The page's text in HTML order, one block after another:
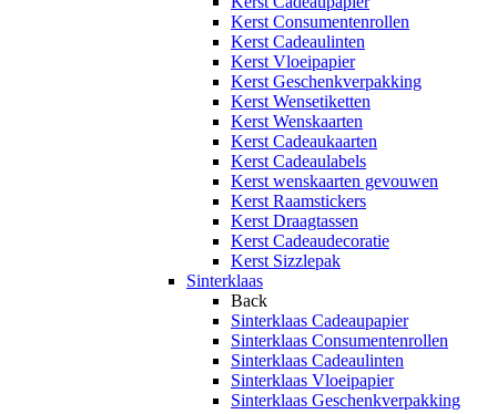
Kerst Consumentenrollen
Kerst Cadeaulinten
Kerst Vloeipapier
Kerst Geschenkverpakking
Kerst Wensetiketten
Kerst Wenskaarten
Kerst Cadeaukaarten
Kerst Cadeaulabels
Kerst wenskaarten gevouwen
Kerst Raamstickers
Kerst Draagtassen
Kerst Cadeaudecoratie
Kerst Sizzlepak
Sinterklaas
Back
Sinterklaas Cadeaupapier
Sinterklaas Consumentenrollen
Sinterklaas Cadeaulinten
Sinterklaas Vloeipapier
Sinterklaas Geschenkverpakking